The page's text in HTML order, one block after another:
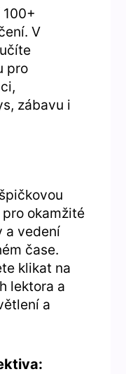
V
pro
zábavu i
okamžité
a vedení
čase.
klikat na
lektora a
a